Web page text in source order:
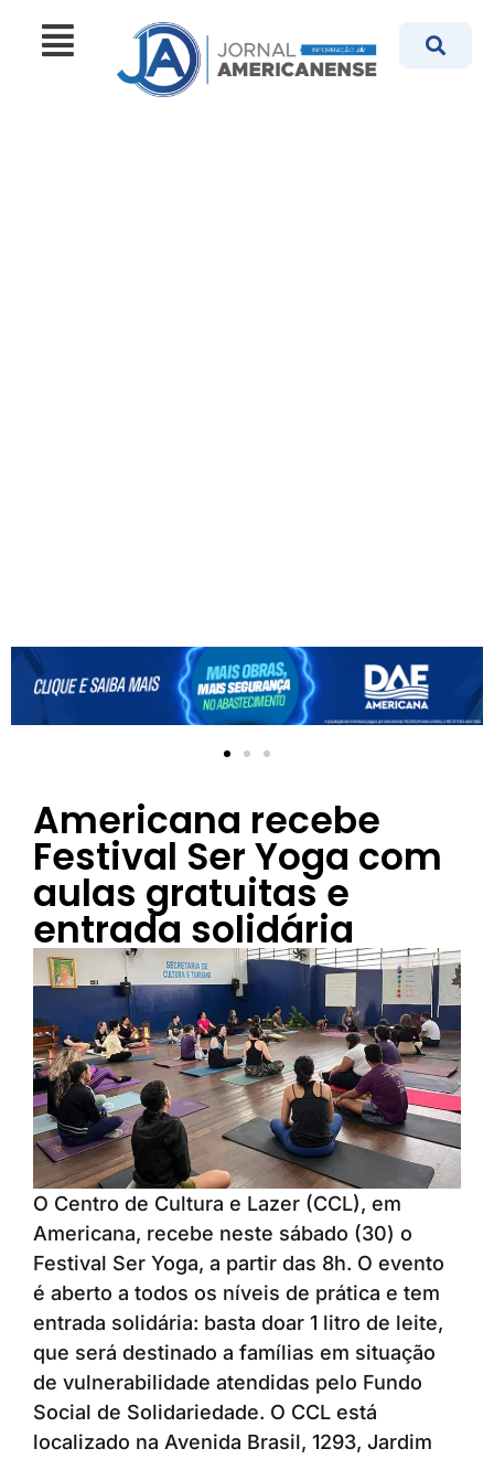
Americana recebe
Festival Ser Yoga com
aulas gratuitas e
entrada solidária
O Centro de Cultura e Lazer (CCL), em
Americana, recebe neste sábado (30) o
Festival Ser Yoga, a partir das 8h. O evento
é aberto a todos os níveis de prática e tem
entrada solidária: basta doar 1 litro de leite,
que será destinado a famílias em situação
de vulnerabilidade atendidas pelo Fundo
Social de Solidariedade. O CCL está
localizado na Avenida Brasil, 1293, Jardim